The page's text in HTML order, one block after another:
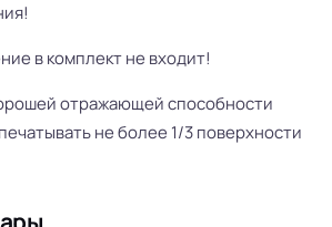
в комплект не входит!
отражающей способности
не более 1/3 поверхности